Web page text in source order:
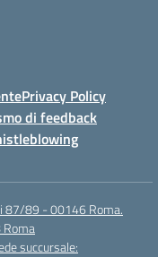
Privacy Policy
di feedback
87/89 - 00146 Roma.
Roma
succursale: